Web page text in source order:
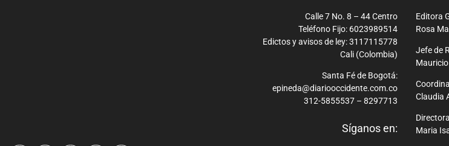
Calle 7 No. 8 – 44 Centro
Teléfono Fijo: 6023989514
Edictos y avisos de ley: 3117115778
Cali (Colombia)
Santa Fé de Bogotá:
epineda@diariooccidente.com.co
312-5855537 – 8297713
Síganos en:
Editora
Rosa
Jefe de
Claudia
Maria